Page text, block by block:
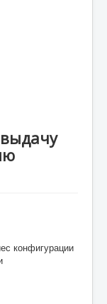
конфигурации